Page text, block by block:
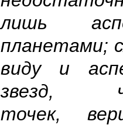
лишь
планетами;
виду и
звезд,
точек,